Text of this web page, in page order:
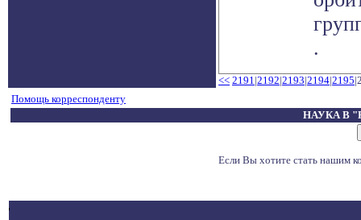
.
<< 2191|2192|2193|2194|2195
Помощь корреспонденту
НАУКА В
Если Вы хотите стать нашим